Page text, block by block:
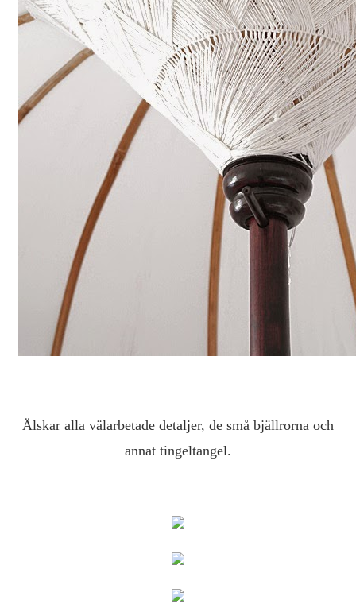
Älskar alla välarbetade detaljer, de små bjällrorna och
annat tingeltangel.